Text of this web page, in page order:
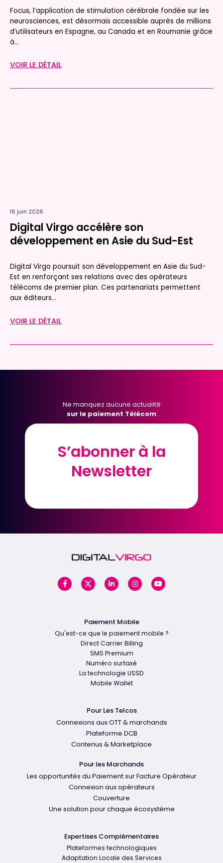
Focus, l’application de stimulation cérébrale fondée sur les
neurosciences, est désormais accessible auprès de millions
d’utilisateurs en Espagne, au Canada et en Roumanie grâce
à...
VOIR LE DÉTAIL
16 juin 2026
Digital Virgo accélère son
développement en Asie du Sud-Est
Digital Virgo poursuit son développement en Asie du Sud-
Est en renforçant ses relations avec des opérateurs
télécoms de premier plan. Ces partenariats permettent
aux éditeurs...
VOIR LE DÉTAIL
Ne manquez aucune actualité
sur le paiement Télécom
S’abonner à la
Newsletter
S’abonner à la
Newsletter
Paiement Mobile
Qu'est-ce que le paiement mobile ?
Direct Carrier Billing
SMS Premium
Numéro surtaxé
La technologie USSD
Mobile Wallet
Pour Les Telcos
Connexions aux OTT & marchands
Plateforme DCB
Contenus & Marketplace
Pour les Marchands
Les opportunités du Paiement sur Facture Opérateur
Connexion aux opérateurs
Couverture
Une solution pour chaque écosystème
Expertises Complémentaires
Plateformes technologiques
Adaptation Locale des Services